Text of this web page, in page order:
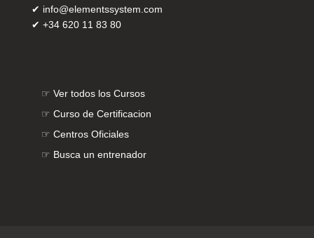
✔ info@elementssystem.com
✔ +34 620 11 83 80
☞ Ver todos los Cursos
☞ Curso de Certificacion
☞ Centros Oficiales
☞ Busca un entrenador